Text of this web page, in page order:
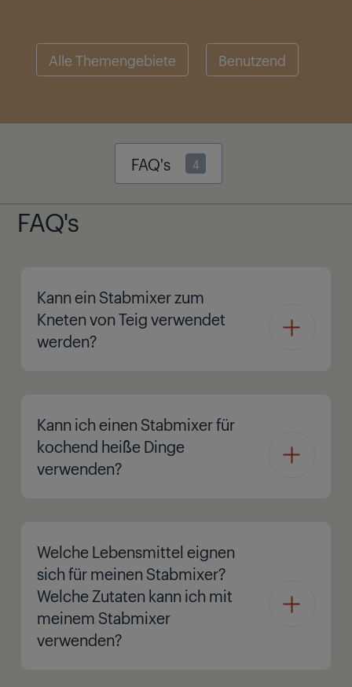
Alle Themengebiete Benutzend
FAQ's 4
FAQ's
Kann ein Stabmixer zum
Kneten von Teig verwendet
werden?
Kann ich einen Stabmixer für
kochend heiße Dinge
verwenden?
Welche Lebensmittel eignen
sich für meinen Stabmixer?
Welche Zutaten kann ich mit
meinem Stabmixer
verwenden?